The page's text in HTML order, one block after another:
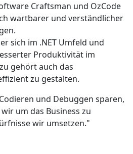
Craftsman und OzCode
wartbarer und verständlicher
sich im .NET Umfeld und
Produktivität im
gehört auch das
zu gestalten.
und Debuggen sparen,
um das Business zu
wir umsetzen."